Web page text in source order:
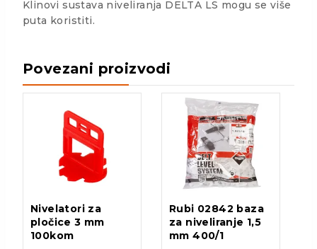
Klinovi sustava niveliranja DELTA LS mogu se više
puta koristiti.
Povezani proizvodi
Nivelatori za
pločice 3 mm
100kom
Rubi 02842 baza
za niveliranje 1,5
mm 400/1